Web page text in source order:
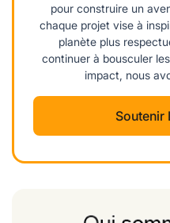
pour construire un
chaque projet vise à
planète plus
continuer à bousculer
impact, nous
Soutenir